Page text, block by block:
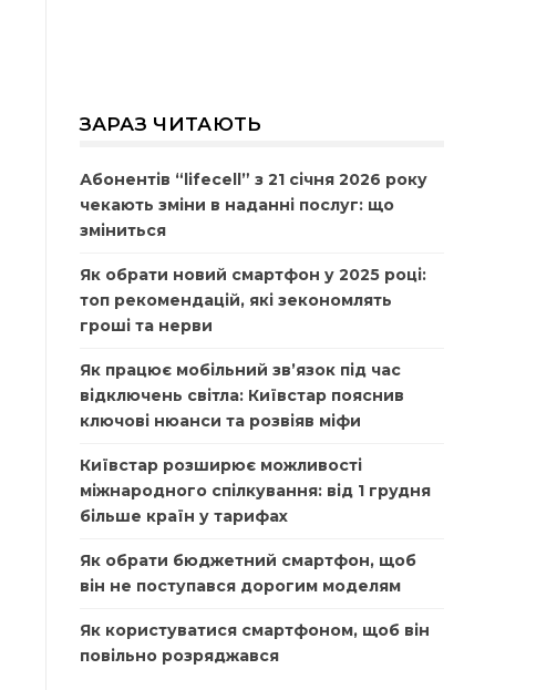
ЗАРАЗ ЧИТАЮТЬ
Абонентів “lifecell” з 21 січня 2026 року
чекають зміни в наданні послуг: що
зміниться
Як обрати новий смартфон у 2025 році:
топ рекомендацій, які зекономлять
гроші та нерви
Як працює мобільний зв’язок під час
відключень світла: Київстар пояснив
ключові нюанси та розвіяв міфи
Київстар розширює можливості
міжнародного спілкування: від 1 грудня
більше країн у тарифах
Як обрати бюджетний смартфон, щоб
він не поступався дорогим моделям
Як користуватися смартфоном, щоб він
повільно розряджався